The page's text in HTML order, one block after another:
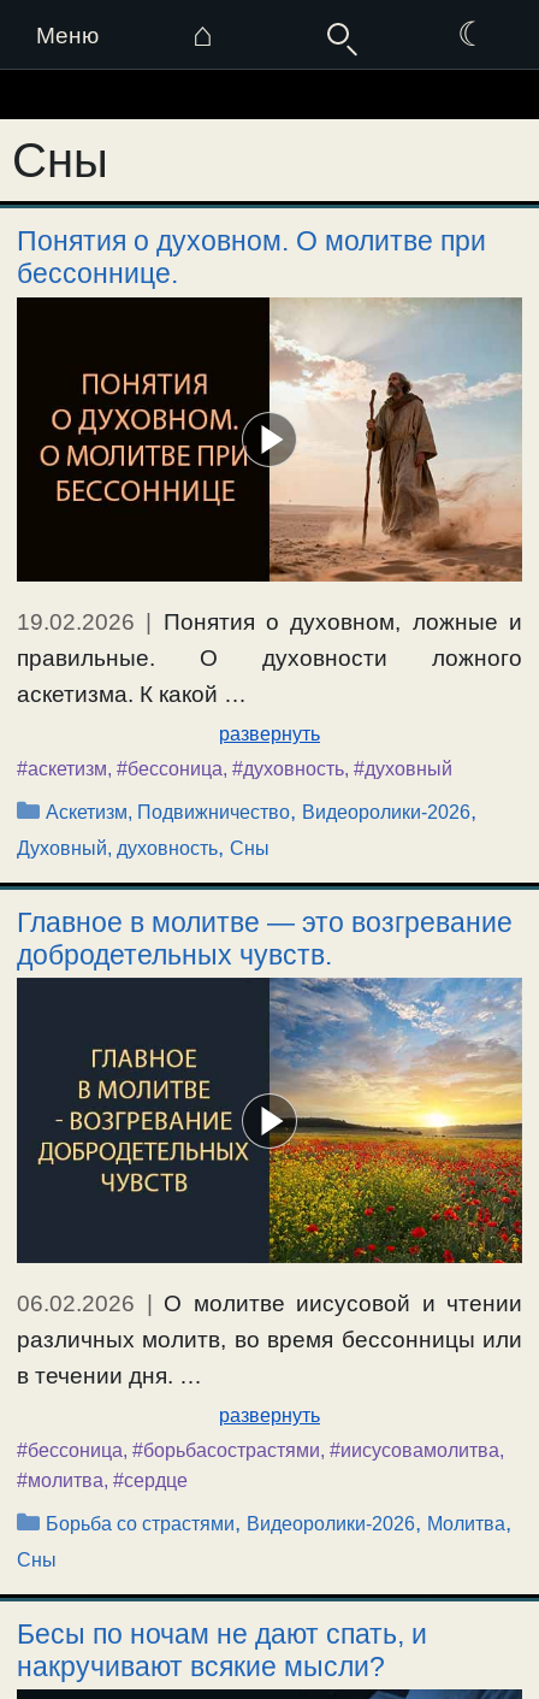
Меню ⌂ ☾
к
содержимому
Сны
Понятия о духовном. О молитве при
бессоннице.
19.02.2026 | Понятия о духовном, ложные и
правильные. О духовности ложного
аскетизма. К какой …
развернуть
#аскетизм, #бессоница, #духовность, #духовный
Рубрики
Аскетизм, Подвижничество, Видеоролики-2026,
Духовный, духовность, Сны
Главное в молитве — это возгревание
добродетельных чувств.
06.02.2026 | О молитве иисусовой и чтении
различных молитв, во время бессонницы или
в течении дня. …
развернуть
#бессоница, #борьбасострастями, #иисусовамолитва,
#молитва, #сердце
Рубрики
Борьба со страстями, Видеоролики-2026, Молитва,
Сны
Бесы по ночам не дают спать, и
накручивают всякие мысли?